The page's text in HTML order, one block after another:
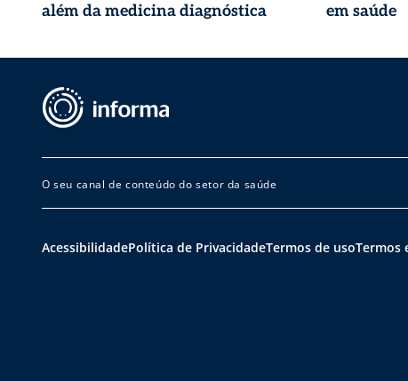
além da medicina diagnóstica
em saúde
O seu canal de conteúdo do setor da saúde
AcessibilidadePolítica de PrivacidadeTermos de usoTermos